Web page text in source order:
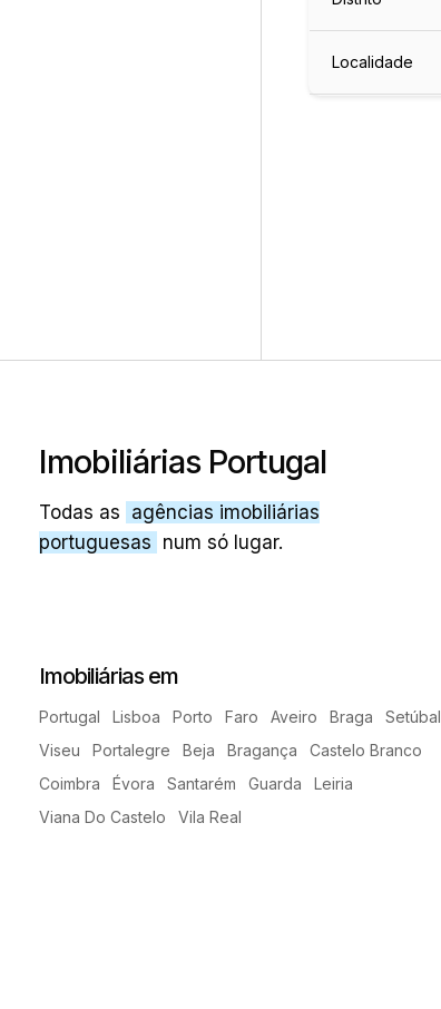
Localidade
Imobiliárias Portugal
Todas as agências imobiliárias
portuguesas num só lugar.
Imobiliárias em
Portugal Lisboa Porto Faro Aveiro Braga
Setúbal
Viseu
Portalegre Beja Bragança
Castelo Branco
Coimbra
Évora Santarém Guarda
Leiria
Viana Do Castelo
Vila Real